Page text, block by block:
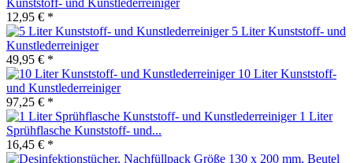
12,95 € *
5 Liter Kunststoff- und
Kunstlederreiniger
49,95 € *
10 Liter Kunststoff-
und Kunstlederreiniger
97,25 € *
1 Liter
Sprühflasche Kunststoff- und...
16,45 € *